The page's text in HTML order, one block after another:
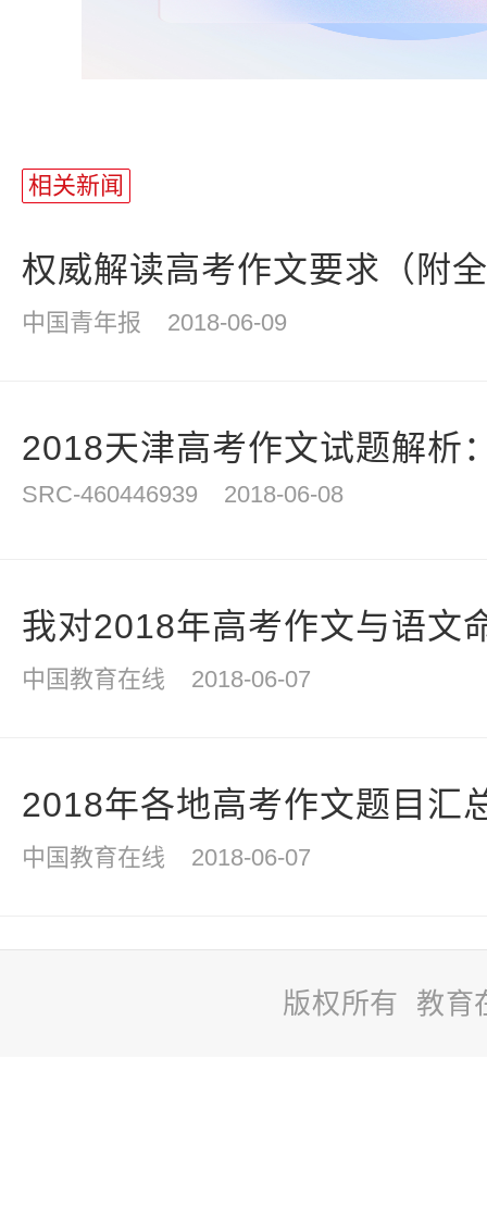
相关新闻
权威解读高考作文要求（附
中国青年报 2018-06-09
2018天津高考作文试题解析
SRC-460446939 2018-06-08
我对2018年高考作文与语文
中国教育在线 2018-06-07
2018年各地高考作文题目汇
中国教育在线 2018-06-07
版权所有 教育